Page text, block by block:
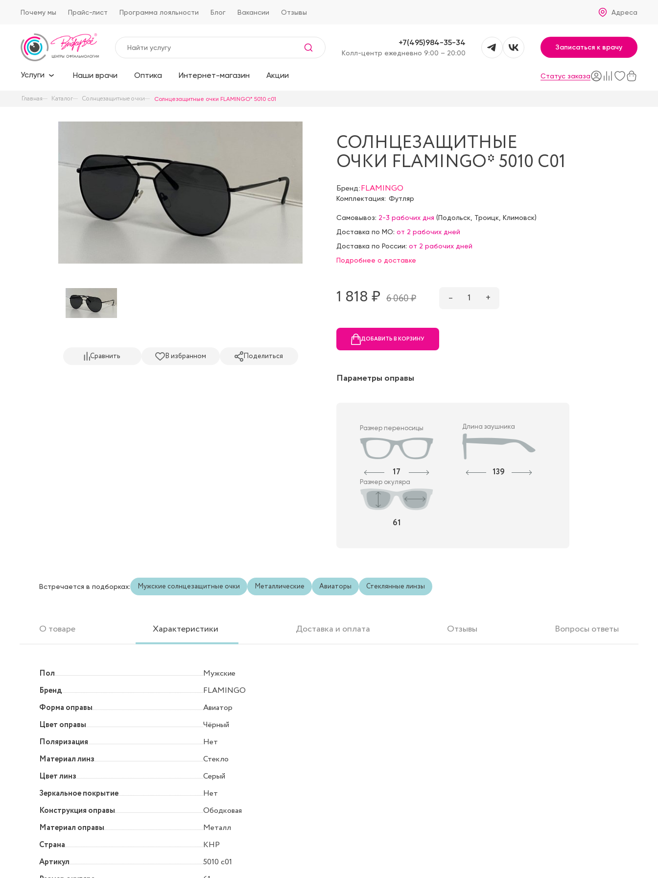
Почему мы Прайс-лист Программа лояльности Блог Вакансии Отзывы Адреса
+7(495)984-35-34
Kолл-центр ежедневно 9:00 – 20:00
Записаться к врачу
Услуги Наши врачи Оптика Интернет-магазин Акции Статус заказа
Главная Каталог Солнцезащитные очки Солнцезащитные очки FLAMINGO* 5010 с01
Сравнить В избранном Поделиться
СОЛНЦЕЗАЩИТНЫЕ
ОЧКИ FLAMINGO* 5010 С01
Бренд:FLAMINGO
Комплектация: Футляр
Самовывоз: 2-3 рабочих дня (Подольск, Троицк, Климовск)
Доставка по МО: от 2 рабочих дней
Доставка по России: от 2 рабочих дней
Подробнее о доставке
1 818 ₷ 6 060 ₷ – 1 +
ДОБАВИТЬ В КОРЗИНУ
Параметры оправы
Размер переносицы
17
Длина заушника
139
Размер окуляра
61
Встречается в подборках: Мужские солнцезащитные очки Металлические Авиаторы Стеклянные линзы
О товаре Характеристики Доставка и оплата Отзывы Вопросы ответы
Пол
Мужские
Бренд
FLAMINGO
Форма оправы
Авиатор
Цвет оправы
Чёрный
Поляризация
Нет
Материал линз
Стекло
Цвет линз
Серый
Зеркальное покрытие
Нет
Конструкция оправы
Ободковая
Материал оправы
Металл
Страна
КНР
Артикул
5010 с01